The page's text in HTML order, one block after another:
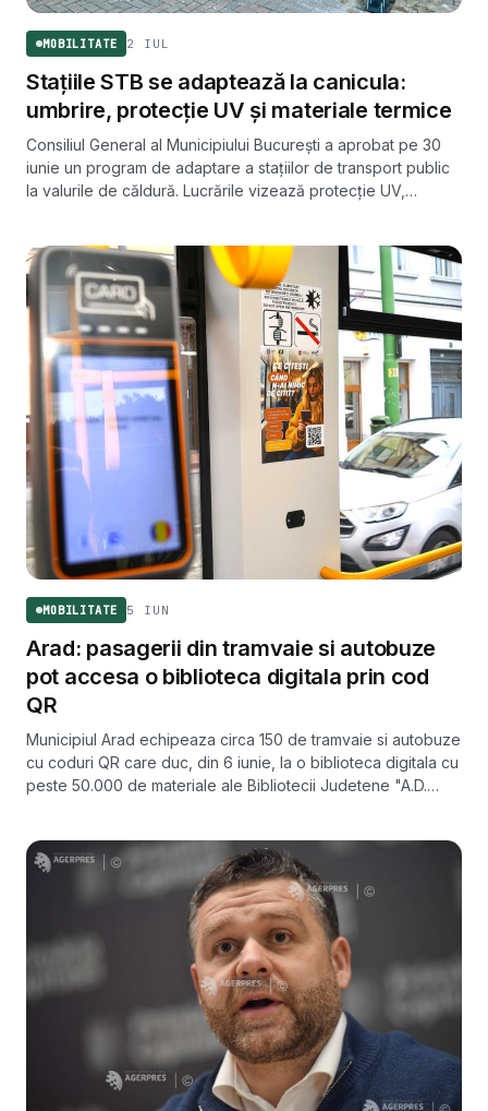
MOBILITATE 2 IUL
Stațiile STB se adaptează la canicula:
umbrire, protecție UV și materiale termice
Consiliul General al Municipiului București a aprobat pe 30
iunie un program de adaptare a stațiilor de transport public
la valurile de căldură. Lucrările vizează protecție UV,
MOBILITATE 5 IUN
Arad: pasagerii din tramvaie si autobuze
pot accesa o biblioteca digitala prin cod
QR
Municipiul Arad echipeaza circa 150 de tramvaie si autobuze
cu coduri QR care duc, din 6 iunie, la o biblioteca digitala cu
peste 50.000 de materiale ale Bibliotecii Judetene "A.D.